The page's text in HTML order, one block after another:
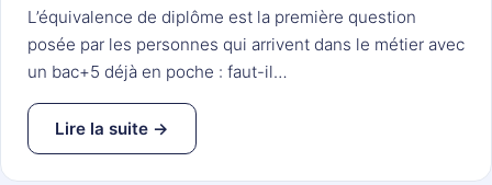
L’équivalence de diplôme est la première question
posée par les personnes qui arrivent dans le métier avec
un bac+5 déjà en poche : faut-il…
Lire la suite →